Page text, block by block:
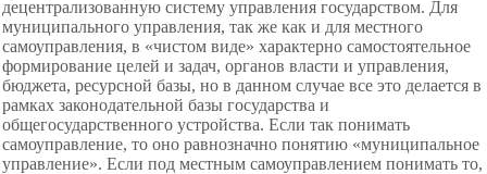
децентрализованную систему управления государством. Для
муниципального управления, так же как и для местного
самоуправления, в «чистом виде» характерно самостоятельное
формирование целей и задач, органов власти и управления,
бюджета, ресурсной базы, но в данном случае все это делается в
рамках законодательной базы государства и
общегосударственного устройства. Если так понимать
самоуправление, то оно равнозначно понятию «муниципальное
управление». Если под местным самоуправлением понимать то,